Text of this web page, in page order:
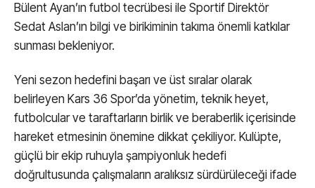
Bülent Ayan’ın futbol tecrübesi ile Sportif Direktör
Sedat Aslan’ın bilgi ve birikiminin takıma önemli katkılar
sunması bekleniyor.
Yeni sezon hedefini başarı ve üst sıralar olarak
belirleyen Kars 36 Spor’da yönetim, teknik heyet,
futbolcular ve taraftarların birlik ve beraberlik içerisinde
hareket etmesinin önemine dikkat çekiliyor. Kulüpte,
güçlü bir ekip ruhuyla şampiyonluk hedefi
doğrultusunda çalışmaların aralıksız sürdürüleceği ifade